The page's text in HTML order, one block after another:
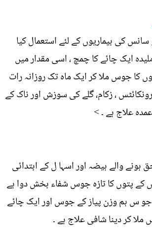
کی بیماریوں کے لئے استعمال کیا
ایک چائے کا چمچ ، اسی مقدار میں
کا جوس ملا کر ایک ماہ تک روزانہ رات
، زکام، گلے کی سوزش اور ناک کے
علاج ہے ۔ >
ہونے والے ہیضہ اور اسہا ل کے ابتدائی
کے پتوں کا تازہ جوس شفاء بخش دوا ہے
س ہم وزن پیاز کے جوس اور ایک چائے
کر دینا شافی علاج ہے ۔